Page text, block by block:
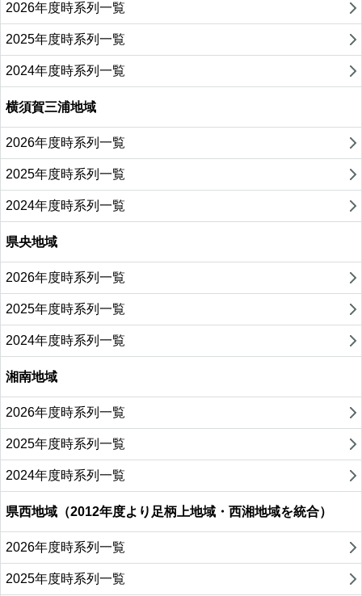
2026年度時系列一覧
2025年度時系列一覧
2024年度時系列一覧
横須賀三浦地域
2026年度時系列一覧
2025年度時系列一覧
2024年度時系列一覧
県央地域
2026年度時系列一覧
2025年度時系列一覧
2024年度時系列一覧
湘南地域
2026年度時系列一覧
2025年度時系列一覧
2024年度時系列一覧
県西地域（2012年度より足柄上地域・西湘地域を統合）
2026年度時系列一覧
2025年度時系列一覧